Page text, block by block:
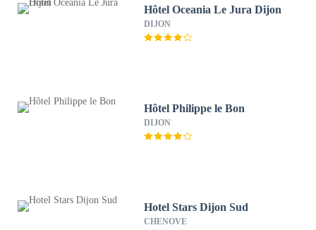
Hôtel Oceania Le Jura Dijon
DIJON
Hôtel Philippe le Bon
DIJON
Hotel Stars Dijon Sud
CHENOVE